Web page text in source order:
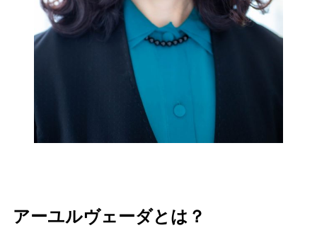
アーユルヴェーダとは？